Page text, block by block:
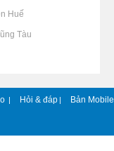
Huế
Tàu
| Hỏi & đáp | Bản Mobile